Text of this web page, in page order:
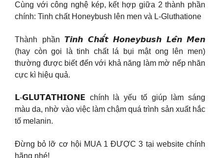
Cùng với công nghệ kép, kết hợp giữa 2 thành phần
chính: Tinh chất Honeybush lên men và L-Gluthatione
Thành phần 𝙏𝙞𝙣𝙝 𝘾𝙝𝙖̂́𝙩 𝙃𝙤𝙣𝙚𝙮𝙗𝙪𝙨𝙝 𝙇𝙚̂𝙣 𝙈𝙚𝙣
(hay còn gọi là tinh chất lá bụi mật ong lên men)
thường được biết đến với khả năng làm mờ nếp nhăn
cực kì hiệu quả.
𝗟-𝗚𝗟𝗨𝗧𝗔𝗧𝗛𝗜𝗢𝗡𝗘 chính là yếu tố giúp làm sáng
màu da, nhờ vào việc làm chậm quá trình sản xuất hắc
tố melanin.
Đừng bỏ lỡ cơ hội MUA 1 ĐƯỢC 3 tại website chính
hãng nhé!